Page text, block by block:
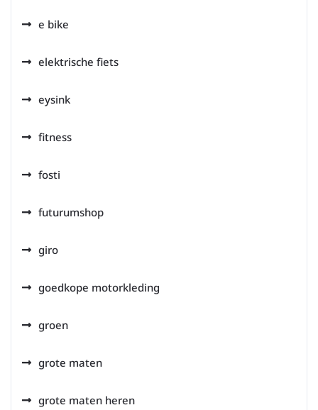
e bike
elektrische fiets
eysink
fitness
fosti
futurumshop
giro
goedkope motorkleding
groen
grote maten
grote maten heren